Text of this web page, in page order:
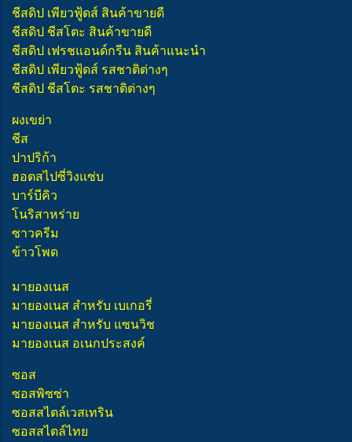
ชีสดิป เพียวฟู้ดส์ สินค้าขายดี
ชีสดิป ชีสโตะ สินค้าขายดี
ชีสดิป เฟรชแอนด์กรีน สินค้าแนะนำ
ชีสดิป เพียวฟู้ดส์ รสชาติต่างๆ
ชีสดิป ชีสโตะ รสชาติต่างๆ
ผงเขย่า
ชีส
ปาปริก้า
ฮอตสไปซี่วิงแซ่บ
บาร์บีคิว
โนริสาหร่าย
ซาวครีม
ข้าวโพด
มายองเนส
มายองเนส สำหรับ เบเกอรี่
มายองเนส สำหรับ แซนวิช
มายองเนส อเนกประสงค์
ซอส
ซอสพิซซ่า
ซอสสไตล์เวสเทริน
ซอสสไตล์ไทย